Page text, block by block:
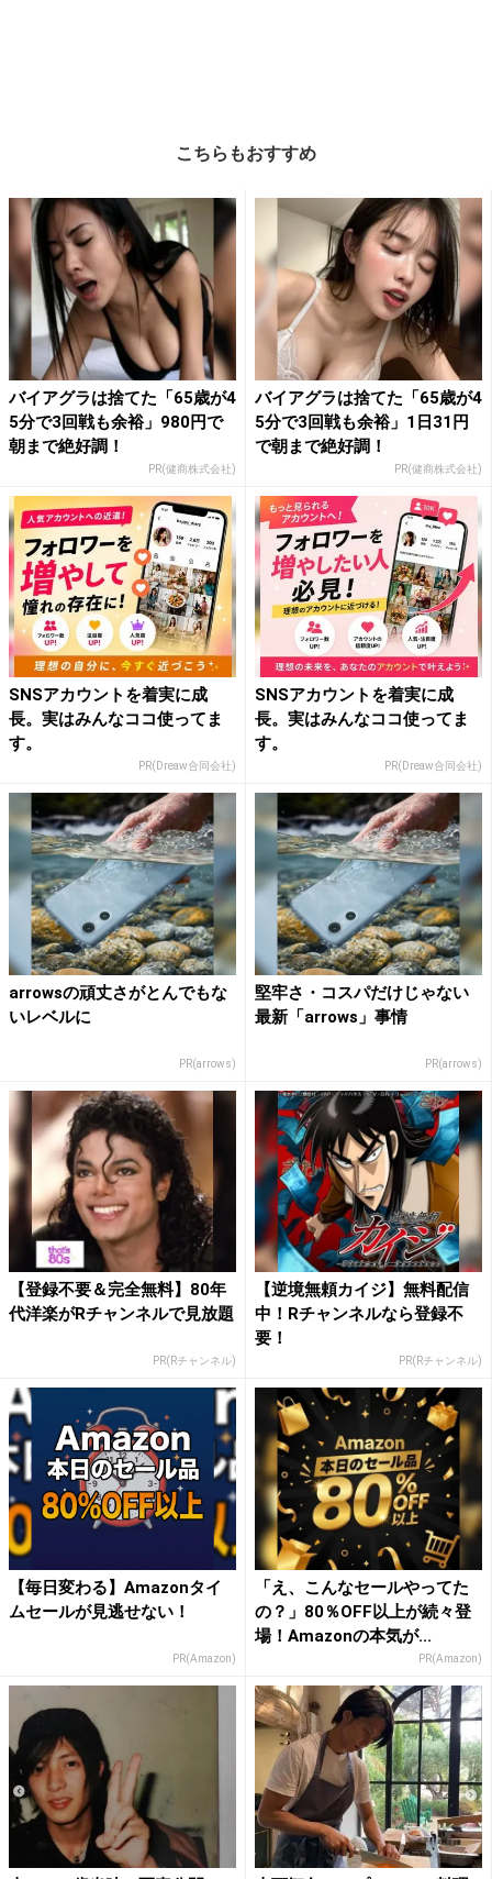
こちらもおすすめ
バイアグラは捨てた「65歳が4
5分で3回戦も余裕」980円で
朝まで絶好調！
PR(健商株式会社)
バイアグラは捨てた「65歳が4
5分で3回戦も余裕」1日31円
で朝まで絶好調！
PR(健商株式会社)
SNSアカウントを着実に成
長。実はみんなココ使ってま
す。
PR(Dreaw合同会社)
SNSアカウントを着実に成
長。実はみんなココ使ってま
す。
PR(Dreaw合同会社)
arrowsの頑丈さがとんでもな
いレベルに
PR(arrows)
堅牢さ・コスパだけじゃない
最新「arrows」事情
PR(arrows)
【登録不要＆完全無料】80年
代洋楽がRチャンネルで見放題
PR(Rチャンネル)
【逆境無頼カイジ】無料配信
中！Rチャンネルなら登録不
要！
PR(Rチャンネル)
【毎日変わる】Amazonタイ
ムセールが見逃せない！
PR(Amazon)
「え、こんなセールやってた
の？」80％OFF以上が続々登
場！Amazonの本気が...
PR(Amazon)